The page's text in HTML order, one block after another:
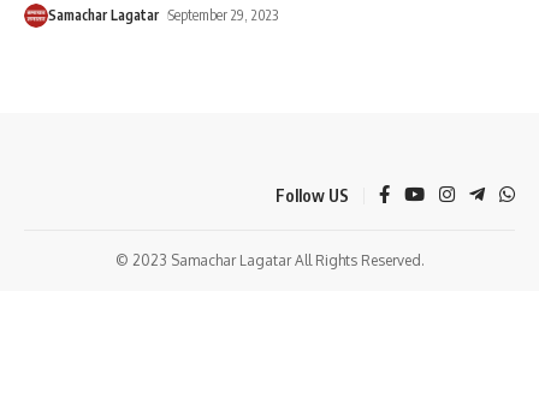
Samachar Lagatar September 29, 2023
Follow US
© 2023 Samachar Lagatar All Rights Reserved.